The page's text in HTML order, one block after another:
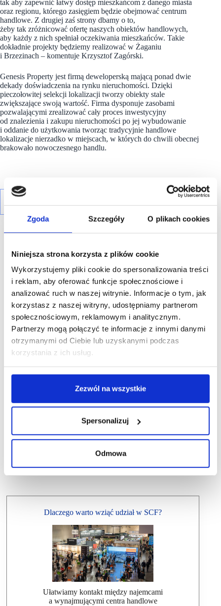
Zgoda Szczegóły O plikach cookies
Niniejsza strona korzysta z plików cookie
Wykorzystujemy pliki cookie do spersonalizowania treści
i reklam, aby oferować funkcje społecznościowe i
analizować ruch w naszej witrynie. Informacje o tym, jak
korzystasz z naszej witryny, udostępniamy partnerom
społecznościowym, reklamowym i analitycznym.
Partnerzy mogą połączyć te informacje z innymi danymi
otrzymanymi od Ciebie lub uzyskanymi podczas
korzystania z ich usług.
Zezwól na wszystkie
Spersonalizuj
Odmowa
tak aby zapewnić łatwy dostęp mieszkańcom z danego miasta
oraz regionu, którego zasięgiem będzie obejmować centrum
handlowe. Z drugiej zaś strony dbamy o to,
żeby tak zróżnicować ofertę naszych obiektów handlowych,
aby każdy z nich spełniał oczekiwania mieszkańców. Takie
dokładnie projekty będziemy realizować w Żaganiu
i Brzezinach – komentuje Krzysztof Zagórski.
Genesis Property jest firmą deweloperską mającą ponad dwie
dekady doświadczenia na rynku nieruchomości. Dzięki
pieczołowitej selekcji lokalizacji tworzy obiekty stale
zwiększające swoją wartość. Firma dysponuje zasobami
pozwalającymi zrealizować cały proces inwestycyjny
od znalezienia i zakupu nieruchomości po jej wybudowanie
i oddanie do użytkowania tworząc tradycyjnie handlowe
lokalizacje nierzadko w miejscach, w których do chwili obecnej
brakowało nowoczesnego handlu.
R E K L A M A
Dlaczego warto wziąć udział w SCF?
Ułatwiamy kontakt między najemcami
a wynajmującymi centra handlowe